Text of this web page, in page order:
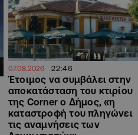
07.08.2026 22:46
Έτοιμος να συμβάλει στην
αποκατάσταση του κτιρίου
της Corner ο Δήμος, «η
καταστροφή του πληγώνει
τις αναμνήσεις των